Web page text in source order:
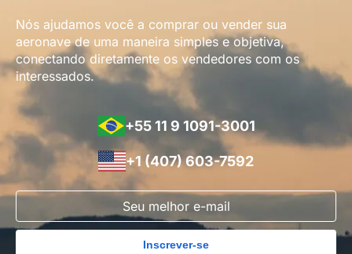
Nós ajudamos você a comprar ou vender sua
aeronave de uma maneira simples e objetiva,
conectando diretamente os vendedores com os
interessados.
+55 11 9 1091-3001
+1 (407) 603-7592
Inscrever-se